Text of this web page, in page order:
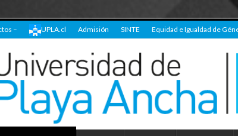
– UPLA.cl Admisión SINTE Equidad e Igualdad de